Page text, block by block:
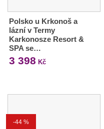
Polsko u Krkonoš a
lázní v Termy
Karkonosze Resort &
SPA se…
3 398 Kč
-44 %